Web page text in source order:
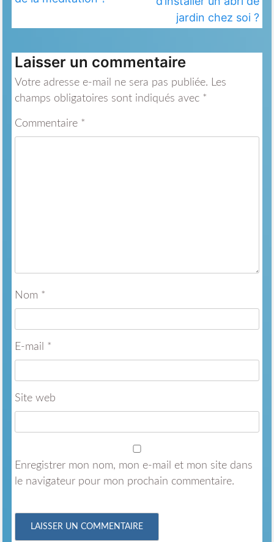
jardin chez soi ?
Laisser un commentaire
Votre adresse e-mail ne sera pas publiée. Les
champs obligatoires sont indiqués avec *
Commentaire *
Nom *
E-mail *
Site web
Enregistrer mon nom, mon e-mail et mon site dans
le navigateur pour mon prochain commentaire.